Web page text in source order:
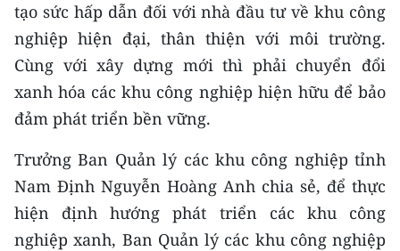
tạo sức hấp dẫn đối với nhà đầu tư về khu công
nghiệp hiện đại, thân thiện với môi trường.
Cùng với xây dựng mới thì phải chuyển đổi
xanh hóa các khu công nghiệp hiện hữu để bảo
đảm phát triển bền vững.
Trưởng Ban Quản lý các khu công nghiệp tỉnh
Nam Định Nguyễn Hoàng Anh chia sẻ, để thực
hiện định hướng phát triển các khu công
nghiệp xanh, Ban Quản lý các khu công nghiệp